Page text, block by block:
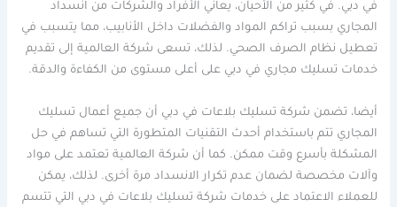
في دبي. في كثير من الأحيان، يعاني الأفراد والشركات من انسداد
المجاري بسبب تراكم المواد والفضلات داخل الأنابيب، مما يتسبب في
تعطيل نظام الصرف الصحي. لذلك، تسعى شركة العالمية إلى تقديم
خدمات تسليك مجاري في دبي على أعلى مستوى من الكفاءة والدقة.
أيضا، تضمن شركة تسليك بلاعات في دبي أن جميع أعمال تسليك
المجاري تتم باستخدام أحدث التقنيات المتطورة التي تساهم في حل
المشكلة بأسرع وقت ممكن. كما أن شركة العالمية تعتمد على مواد
وآلات مخصصة لضمان عدم تكرار الانسداد مرة أخرى. لذلك، يمكن
للعملاء الاعتماد على خدمات شركة تسليك بلاعات في دبي التي تتسم